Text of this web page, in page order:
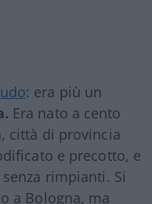
: era più un
Era nato a cento
città di provincia
e precotto, e
rimpianti. Si
a Bologna, ma